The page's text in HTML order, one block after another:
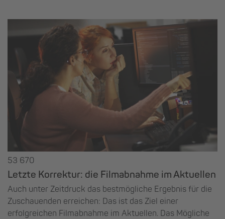
53 670
Letzte Korrektur: die Filmabnahme im Aktuellen
Auch unter Zeitdruck das bestmögliche Ergebnis für die
Zuschauenden erreichen: Das ist das Ziel einer
erfolgreichen Filmabnahme im Aktuellen. Das Mögliche